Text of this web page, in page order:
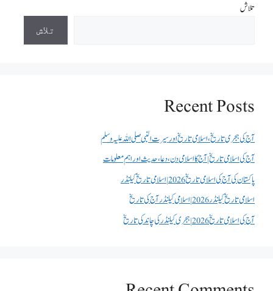
تلاش
تلاش
Recent Posts
آج کی ہجری تاریخ، اسلامی تاریخ اور سیرت النبی صلی اللہ علیہ وسلم
آج کی اسلامی تاریخ | آج کا اسلامی دن، دعا، حدیث اور اہم معلومات
پاکستان کی آج کی اسلامی تاریخ 2026 | اسلامی تاریخ کیلنڈر
اسلامی تاریخ کیلنڈر 2026 | اسلامی کیلنڈر آج کی تاریخ
آج کی اسلامی تاریخ 2026 | ہجری کیلنڈر کی چاند کی تاریخ